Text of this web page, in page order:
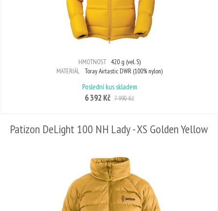
HMOTNOST 420 g (vel. S)
MATERIÁL Toray Airtastic DWR (100% nylon)
Poslední kus skladem
6 392 Kč 7 990 Kč
Patizon DeLight 100 NH Lady - XS Golden Yellow